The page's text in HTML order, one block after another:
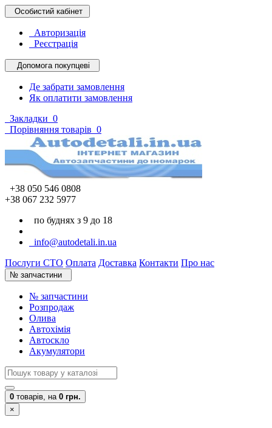
Особистий кабінет
Авторизація
Реєстрація
Допомога покупцеві
Де забрати замовлення
Як оплатити замовлення
Закладки 0
Порівняння товарів 0
+38 050 546 0808
+38 067 232 5977
по буднях з 9 до 18
info@autodetali.in.ua
Послуги СТО Оплата Доставка Контакти Про нас
№ запчастини
№ запчастини
Розпродаж
Олива
Автохімія
Автоскло
Акумулятори
0 товарів, на 0 грн.
×